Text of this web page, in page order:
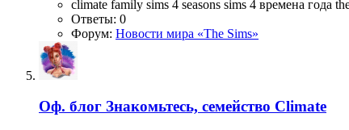
climate family sims 4 seasons sims 4 времена года
Ответы: 0
Форум: Новости мира «The Sims»
Оф. блог Знакомьтесь, семейство Climate